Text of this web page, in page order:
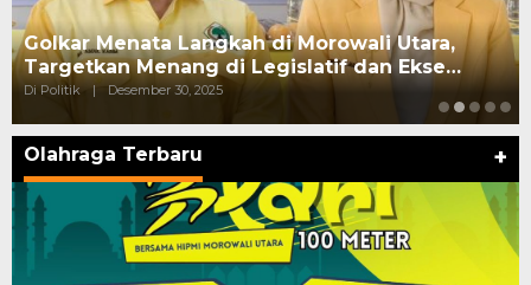
Golkar Menata Langkah di Morowali Utara,
Targetkan Menang di Legislatif dan Ekse…
Di Politik | Desember 30, 2025
Olahraga Terbaru +